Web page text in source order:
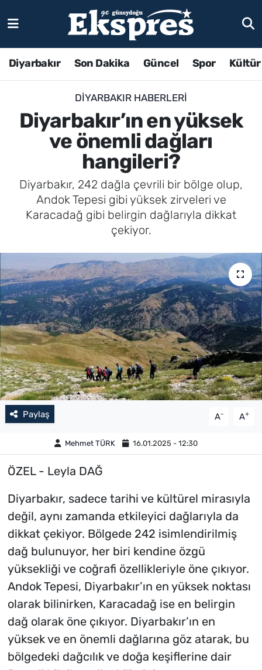
Diyarbakır Son Dakika Güncel Spor
DIYARBAKIR HABERLERI
Diyarbakır’ın en yüksek
ve önemli dağları
hangileri?
Diyarbakır, 242 dağla çevrili bir bölge olup,
Andok Tepesi gibi yüksek zirveleri ve
Karacadağ gibi belirgin dağlarıyla dikkat
çekiyor.
Paylaş A- A+
Mehmet TÜRK 16.01.2025 - 12:30
ÖZEL - Leyla DAĞ
Diyarbakır, sadece tarihi ve kültürel mirasıyla
değil, aynı zamanda etkileyici dağlarıyla da
dikkat çekiyor. Bölgede 242 isimlendirilmiş
dağ bulunuyor, her biri kendine özgü
yüksekliği ve coğrafi özellikleriyle öne çıkıyor.
Andok Tepesi, Diyarbakır’ın en yüksek noktası
olarak bilinirken, Karacadağ ise en belirgin
dağ olarak öne çıkıyor. Diyarbakır’ın en
yüksek ve en önemli dağlarına göz atarak, bu
bölgedeki dağcılık ve doğa keşiflerine dair